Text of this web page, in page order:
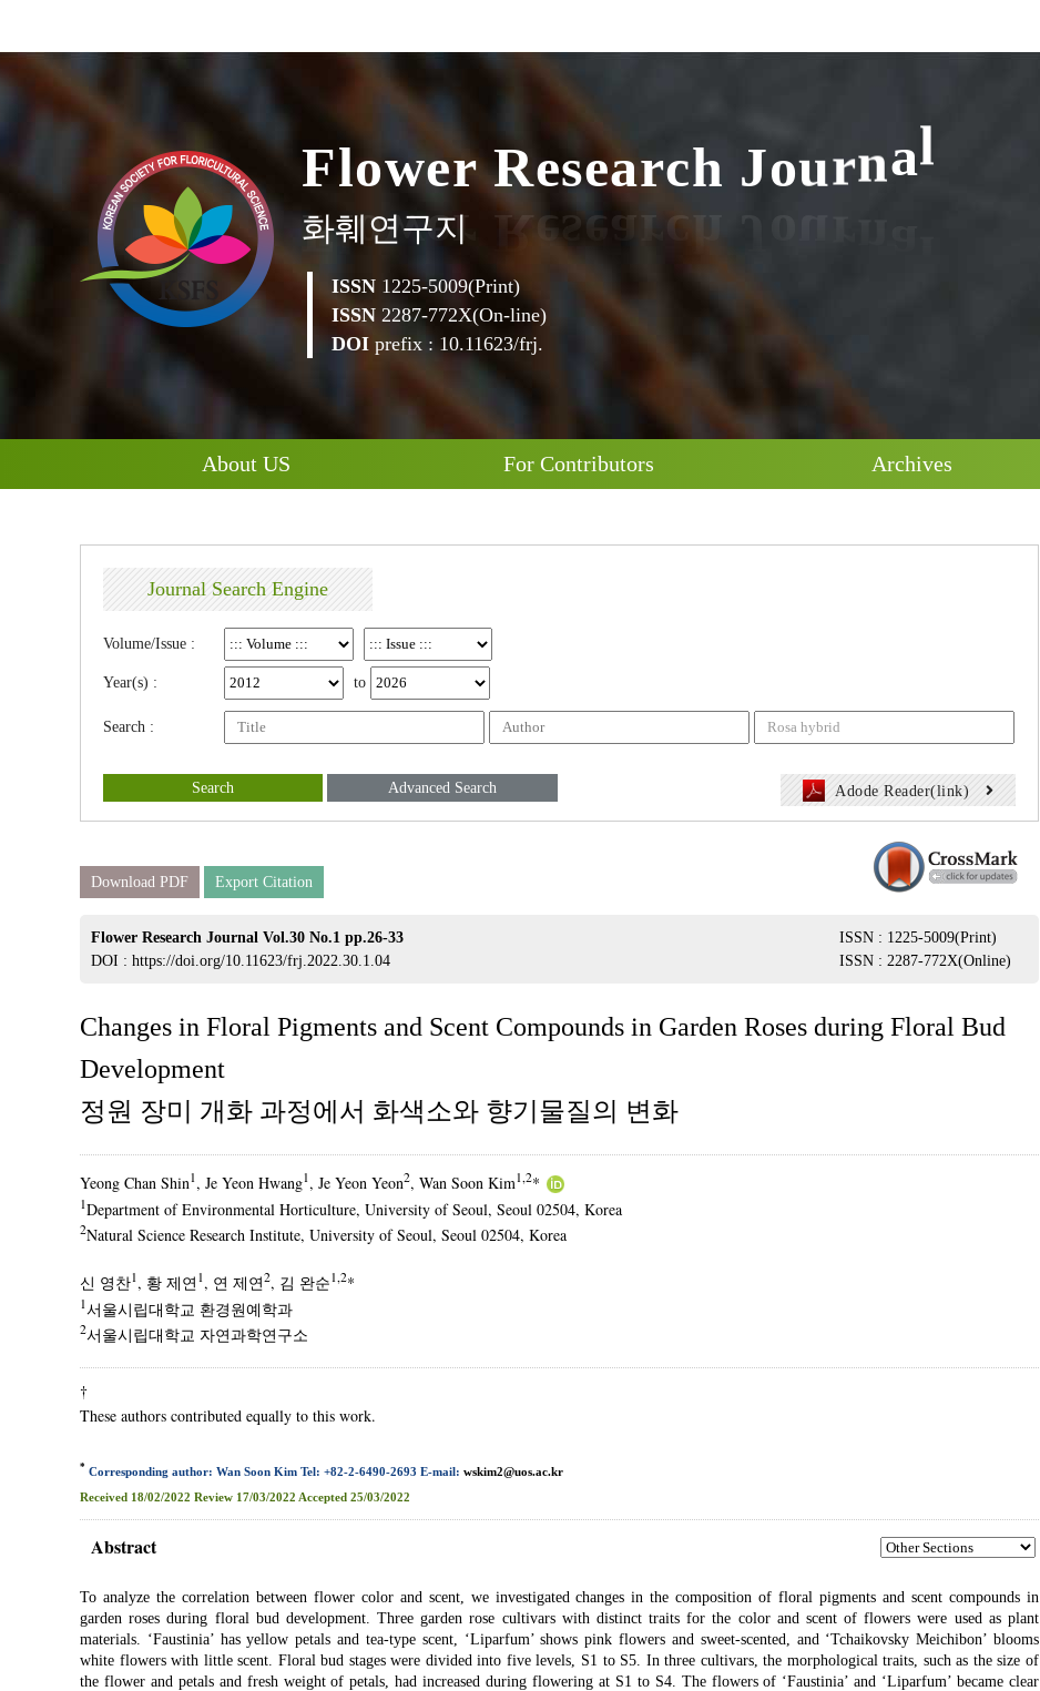
Flo w er R esearch Journal
화훼연구지
ISSN 1225-5009(Print)
ISSN 2287-772X(On-line)
DOI prefix : 10.11623/frj.
About US For Contributors Archives
Journal Search Engine
Volume/Issue :
Year(s) : to
Search :
Search Advanced Search Adode Reader(link)
Download PDF Export Citation
ISSN : 1225-5009(Print)
ISSN : 2287-772X(Online)
Flower Research Journal Vol.30 No.1 pp.26-33
DOI : https://doi.org/10.11623/frj.2022.30.1.04
Changes in Floral Pigments and Scent Compounds in Garden Roses during Floral Bud
Development
정원 장미 개화 과정에서 화색소와 향기물질의 변화
Yeong Chan Shin1, Je Yeon Hwang1, Je Yeon Yeon2, Wan Soon Kim1,2*
1Department of Environmental Horticulture, University of Seoul, Seoul 02504, Korea
2Natural Science Research Institute, University of Seoul, Seoul 02504, Korea
신 영찬1 , 황 제연 1 , 연 제연2, 김 완순 1,2*
1서울시립대학교 환경원예학과
2서울시립대학교 자연과학연구소
†
These authors contributed equally to this work.
* Corresponding author: Wan Soon Kim Tel: +82-2-6490-2693 E-mail: wskim2@uos.ac.kr
Received 18/02/2022 Review 17/03/2022 Accepted 25/03/2022
Abstract
To analyze the correlation between flower color and scent, we investigated changes in the composition of floral pigments and scent compounds in
garden roses during floral bud development. Three garden rose cultivars with distinct traits for the color and scent of flowers were used as plant
materials. ‘Faustinia’ has yellow petals and tea-type scent, ‘Liparfum’ shows pink flowers and sweet-scented, and ‘Tchaikovsky Meichibon’ blooms
white flowers with little scent. Floral bud stages were divided into five levels, S1 to S5. In three cultivars, the morphological traits, such as the size of
the flower and petals and fresh weight of petals, had increased during flowering at S1 to S4. The flowers of ‘Faustinia’ and ‘Liparfum’ became clear